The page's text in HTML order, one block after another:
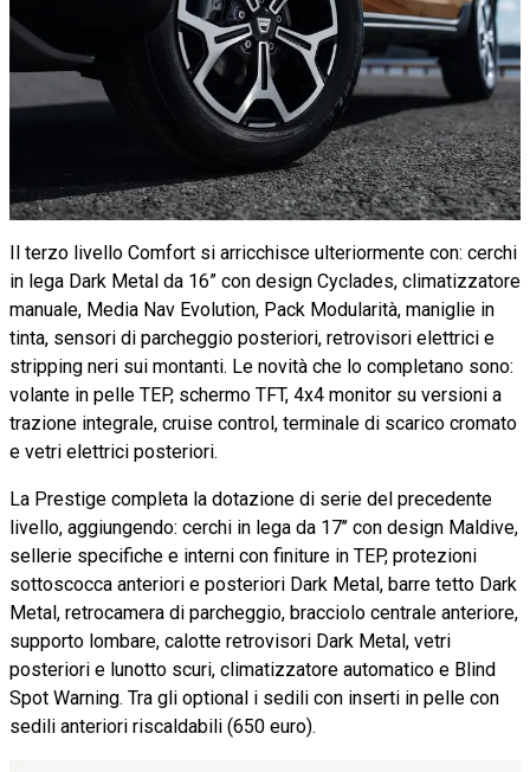
Il terzo livello Comfort si arricchisce ulteriormente con: cerchi
in lega Dark Metal da 16” con design Cyclades, climatizzatore
manuale, Media Nav Evolution, Pack Modularità, maniglie in
tinta, sensori di parcheggio posteriori, retrovisori elettrici e
stripping neri sui montanti. Le novità che lo completano sono:
volante in pelle TEP, schermo TFT, 4x4 monitor su versioni a
trazione integrale, cruise control, terminale di scarico cromato
e vetri elettrici posteriori.
La Prestige completa la dotazione di serie del precedente
livello, aggiungendo: cerchi in lega da 17’’ con design Maldive,
sellerie specifiche e interni con finiture in TEP, protezioni
sottoscocca anteriori e posteriori Dark Metal, barre tetto Dark
Metal, retrocamera di parcheggio, bracciolo centrale anteriore,
supporto lombare, calotte retrovisori Dark Metal, vetri
posteriori e lunotto scuri, climatizzatore automatico e Blind
Spot Warning. Tra gli optional i sedili con inserti in pelle con
sedili anteriori riscaldabili (650 euro).